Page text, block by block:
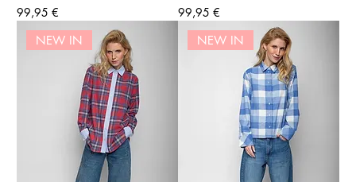
Preis
99,95 € Preis
99,95 €
NEW IN
NEW IN